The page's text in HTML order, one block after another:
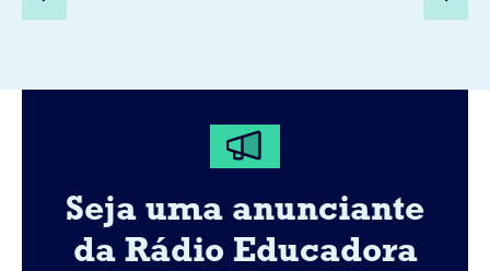
Seja uma anunciante
da Rádio Educadora